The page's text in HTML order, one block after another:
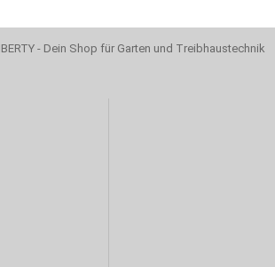
- Dein Shop für Garten und Treibhaustechnik